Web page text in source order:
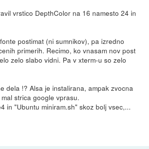
vrstico DepthColor na 16 namesto 24 in
postimat (ni sumnikov), pa izredno
primerih. Recimo, ko vnasam nov post
zelo slabo vidni. Pa v xterm-u so zelo
dela !? Alsa je instalirana, ampak zvocna
strica google vprasu.
in "Ubuntu miniram.sh" skoz bolj vsec,...